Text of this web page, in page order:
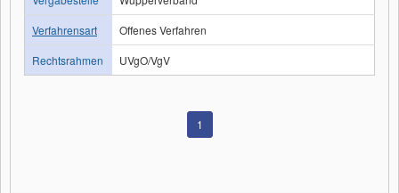
Verfahrensart
Offenes Verfahren
Rechtsrahmen
UVgO/VgV
1